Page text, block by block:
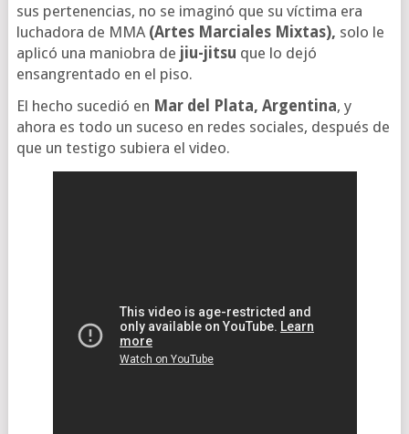
sus pertenencias, no se imaginó que su víctima era
luchadora de MMA (Artes Marciales Mixtas), solo le
aplicó una maniobra de jiu-jitsu que lo dejó
ensangrentado en el piso.
El hecho sucedió en Mar del Plata, Argentina, y
ahora es todo un suceso en redes sociales, después de
que un testigo subiera el video.